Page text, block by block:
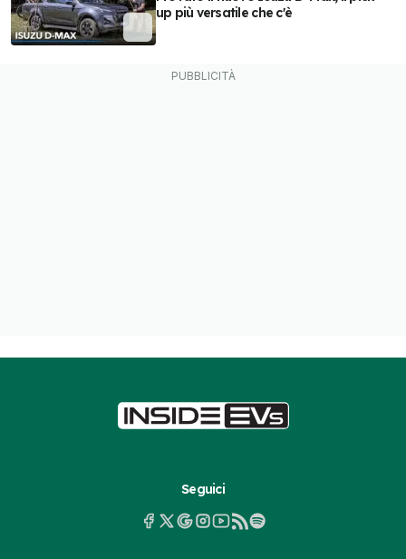
up più versatile che c'è
Seguici